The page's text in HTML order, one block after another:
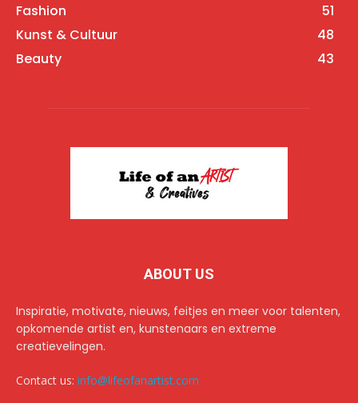
Fashion
51
Kunst & Cultuur
48
Beauty
43
ABOUT US
Inspiratie, motivate, nieuws, feitjes en meer voor talenten,
opkomende artist en, kunstenaars en extreme
creatievelingen.
Contact us: info@lifeofanartist.com